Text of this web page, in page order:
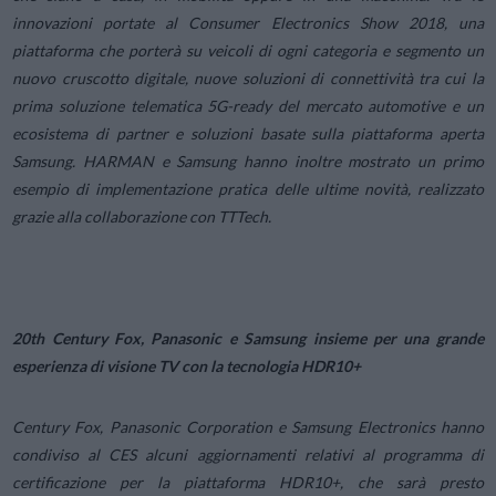
innovazioni portate al Consumer Electronics Show 2018, una
piattaforma che porterà su veicoli di ogni categoria e segmento un
nuovo cruscotto digitale, nuove soluzioni di connettività tra cui la
prima soluzione telematica 5G-ready del mercato automotive e un
ecosistema di partner e soluzioni basate sulla piattaforma aperta
Samsung. HARMAN e Samsung hanno inoltre mostrato un primo
esempio di implementazione pratica delle ultime novità, realizzato
grazie alla collaborazione con TTTech.
20th Century Fox, Panasonic e Samsung insieme per una grande
esperienza di visione TV con la tecnologia HDR10+
Century Fox, Panasonic Corporation e Samsung Electronics hanno
condiviso al CES alcuni aggiornamenti relativi al programma di
certificazione per la piattaforma HDR10+, che sarà presto